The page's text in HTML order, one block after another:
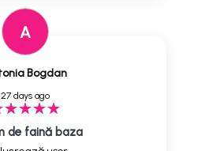
A
Bogdan
27 days ago
de faină baza